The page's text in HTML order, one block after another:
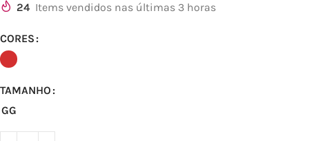
24 Items vendidos nas últimas 3 horas
CORES
TAMANHO
GG